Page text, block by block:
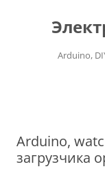
Arduino,
Arduino,
загрузчика